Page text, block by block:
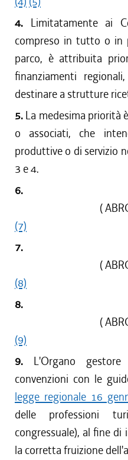
4. Limitatamente ai
compreso in tutto o in
parco, è attribuita
finanziamenti
destinare a strutture
5. La medesima priorità
o associati, che
produttive o di servizio
3 e 4.
6.
(
(7)
7.
(
(8)
8.
(
(9)
9. L'Organo
convenzioni con le
legge regionale 16
delle professioni
congressuale), al fine di
la corretta fruizione